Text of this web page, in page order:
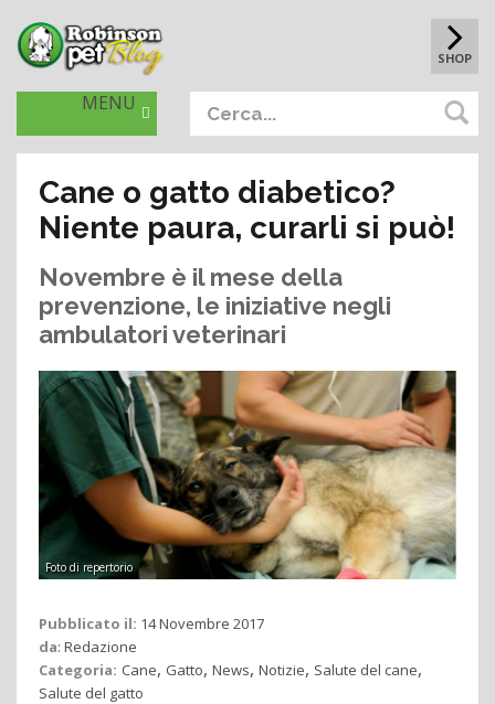
SHOP
MENU
Cane o gatto diabetico?
Niente paura, curarli si può!
Novembre è il mese della
prevenzione, le iniziative negli
ambulatori veterinari
Foto di repertorio
Pubblicato il: 14 Novembre 2017
da: Redazione
Categoria: Cane, Gatto, News, Notizie, Salute del cane,
Salute del gatto